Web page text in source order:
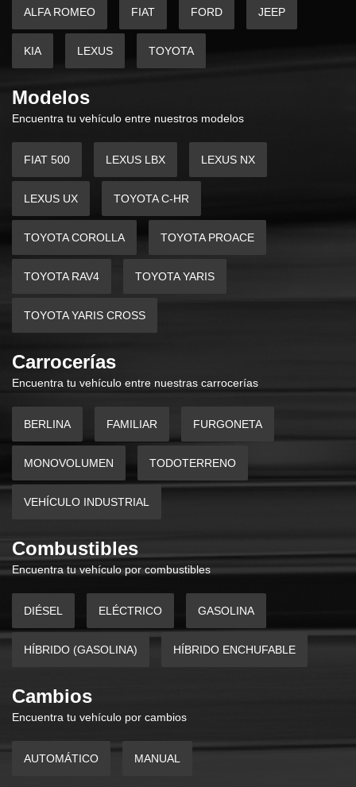
ALFA ROMEO FIAT FORD JEEP
KIA LEXUS TOYOTA
Modelos
Encuentra tu vehículo entre nuestros modelos
FIAT 500 LEXUS LBX LEXUS NX
LEXUS UX TOYOTA C-HR
TOYOTA COROLLA TOYOTA PROACE
TOYOTA RAV4 TOYOTA YARIS
TOYOTA YARIS CROSS
Carrocerías
Encuentra tu vehículo entre nuestras carrocerías
BERLINA FAMILIAR FURGONETA
MONOVOLUMEN TODOTERRENO
VEHÍCULO INDUSTRIAL
Combustibles
Encuentra tu vehículo por combustibles
DIÉSEL ELÉCTRICO GASOLINA
HÍBRIDO (GASOLINA) HÍBRIDO ENCHUFABLE
Cambios
Encuentra tu vehículo por cambios
AUTOMÁTICO MANUAL